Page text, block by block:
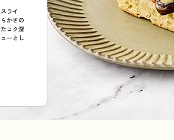
ライ
かさの
コク深
ーとし